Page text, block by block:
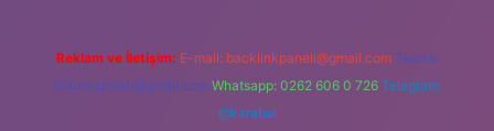
Reklam ve İletişim: E-mail: backlinkpaneli@gmail.com Teams:
forumhizmeti@gmail.com Whatsapp: 0262 606 0 726 Telegram:
@karabul